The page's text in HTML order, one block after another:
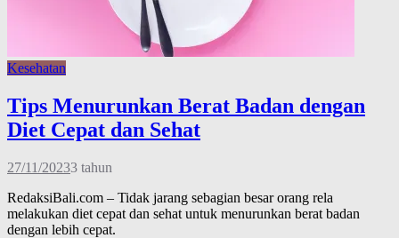
Kesehatan
Tips Menurunkan Berat Badan dengan
Diet Cepat dan Sehat
27/11/20233 tahun
RedaksiBali.com – Tidak jarang sebagian besar orang rela
melakukan diet cepat dan sehat untuk menurunkan berat badan
dengan lebih cepat.